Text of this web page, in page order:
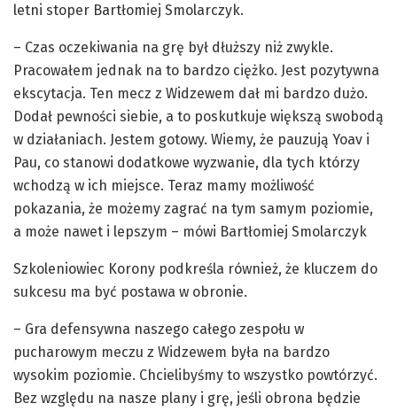
letni stoper Bartłomiej Smolarczyk.
– Czas oczekiwania na grę był dłuższy niż zwykle.
Pracowałem jednak na to bardzo ciężko. Jest pozytywna
ekscytacja. Ten mecz z Widzewem dał mi bardzo dużo.
Dodał pewności siebie, a to poskutkuje większą swobodą
w działaniach. Jestem gotowy. Wiemy, że pauzują Yoav i
Pau, co stanowi dodatkowe wyzwanie, dla tych którzy
wchodzą w ich miejsce. Teraz mamy możliwość
pokazania, że możemy zagrać na tym samym poziomie,
a może nawet i lepszym – mówi Bartłomiej Smolarczyk
Szkoleniowiec Korony podkreśla również, że kluczem do
sukcesu ma być postawa w obronie.
– Gra defensywna naszego całego zespołu w
pucharowym meczu z Widzewem była na bardzo
wysokim poziomie. Chcielibyśmy to wszystko powtórzyć.
Bez względu na nasze plany i grę, jeśli obrona będzie